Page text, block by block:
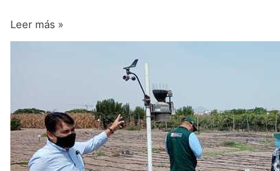
Leer más »
para
mejorar
calidad
de